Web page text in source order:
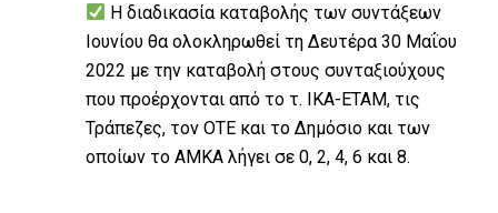
Η διαδικασία καταβολής των συντάξεων
Ιουνίου θα ολοκληρωθεί τη Δευτέρα 30 Μαΐου
2022 με την καταβολή στους συνταξιούχους
που προέρχονται από το τ. ΙΚΑ-ΕΤΑΜ, τις
Τράπεζες, τον ΟΤΕ και το Δημόσιο και των
οποίων το ΑΜΚΑ λήγει σε 0, 2, 4, 6 και 8.